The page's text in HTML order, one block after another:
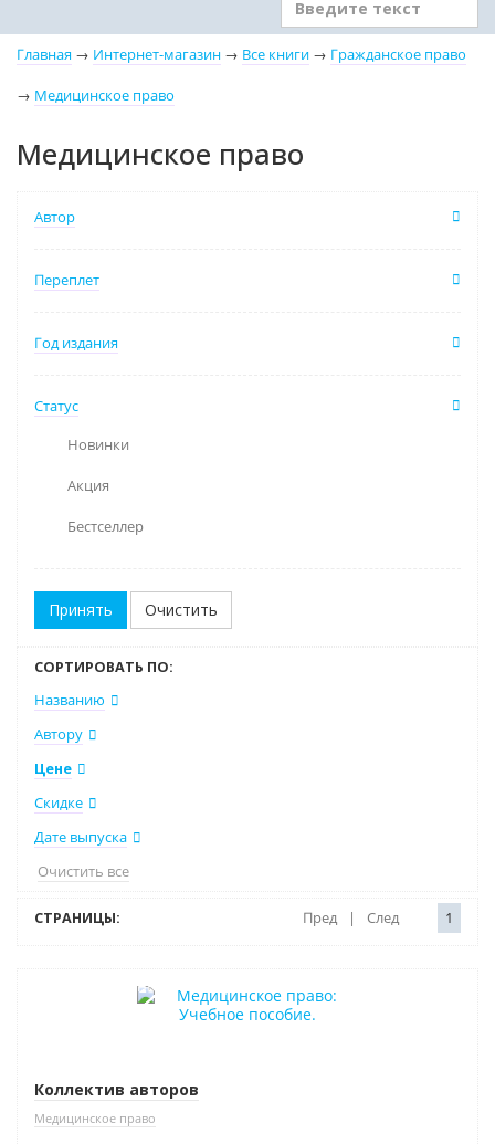
Главная → Интернет-магазин → Все книги → Гражданское право
→ Медицинское право
Медицинское право
Автор
Переплет
Год издания
Статус
Новинки
Акция
Бестселлер
Очистить
СОРТИРОВАТЬ ПО:
Названию
Автору
Цене
Скидке
Дате выпуска
Очистить все
СТРАНИЦЫ: Пред | След 1
Индивидуальный подход
Коллектив авторов
Медицинское право